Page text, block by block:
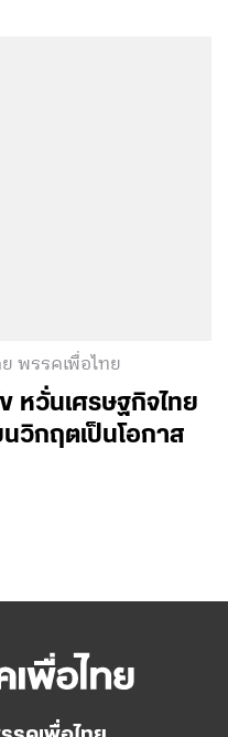
พรรคเพื่อไทย
หวั่นเศรษฐกิจไทย
วิกฤตเป็นโอกาส